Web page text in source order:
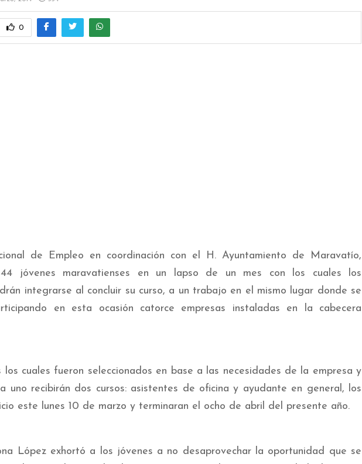
0
de Empleo en coordinación con el H. Ayuntamiento de Maravatío,
jóvenes maravatienses en un lapso de un mes con los cuales los
integrarse al concluir su curso, a un trabajo en el mismo lugar donde se
en esta ocasión catorce empresas instaladas en la cabecera
los cuales fueron seleccionados en base a las necesidades de la empresa y
uno recibirán dos cursos: asistentes de oficina y ayudante en general, los
este lunes 10 de marzo y terminaran el ocho de abril del presente año.
López exhortó a los jóvenes a no desaprovechar la oportunidad que se